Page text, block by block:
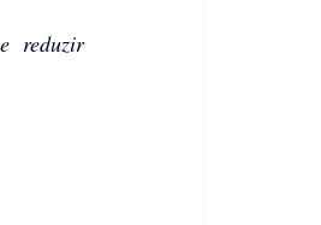
reduzir